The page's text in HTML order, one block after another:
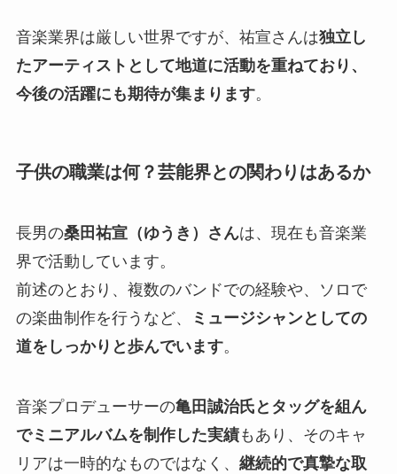
音楽業界は厳しい世界ですが、祐宣さんは独立し
たアーティストとして地道に活動を重ねており、
今後の活躍にも期待が集まります。
子供の職業は何？芸能界との関わりはあるか
長男の桑田祐宣（ゆうき）さんは、現在も音楽業
界で活動しています。
前述のとおり、複数のバンドでの経験や、ソロで
の楽曲制作を行うなど、
ミュージシャンとしての
道をしっかりと歩んでいます。
音楽プロデューサーの亀田誠治氏とタッグを組ん
でミニアルバムを制作した実績もあり、そのキャ
リアは一時的なものではなく、 継続的で真摯な取